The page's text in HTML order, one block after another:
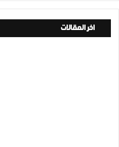
اخر المقالات